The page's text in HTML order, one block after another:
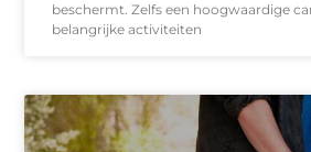
beschermt. Zelfs een hoogwaardige
belangrijke activiteiten